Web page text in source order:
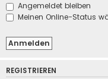
Angemeldet bleiben
Meinen Online-Status
REGISTRIEREN